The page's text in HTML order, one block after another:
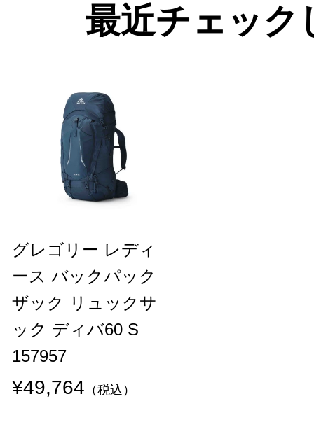
最近チェック
グレゴリー レディ
ース バックパック
ザック リュックサ
ック ディバ60 S
157957
¥49,764 （税込）